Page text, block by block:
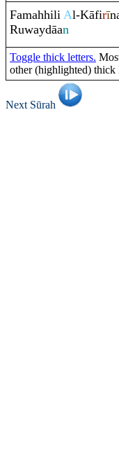
Famahhili Al-Kāfirī
Ruwaydāan
Toggle thick letters.
other (highlighted) thick
Next Sūrah